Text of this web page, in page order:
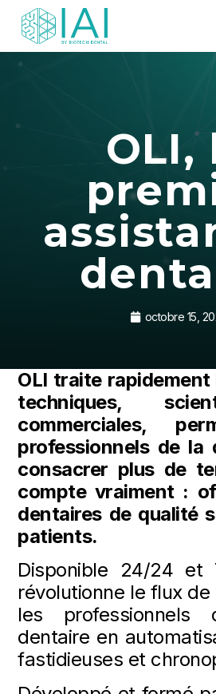
OLI,
octobre 15,
OLI traite rapidement
techniques,
commerciales,
professionnels de la
consacrer plus de
compte vraiment :
dentaires de qualité
patients.
Disponible 24/24 et
révolutionne le flux
les
dentaire en
fastidieuses et